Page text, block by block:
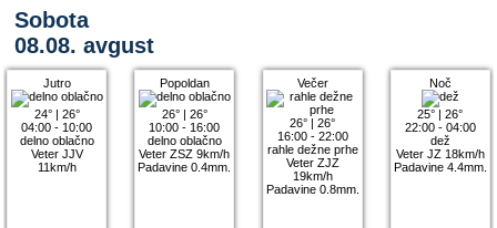
Sobota
08.08. avgust
Jutro
24°| 26°
04:00 - 10:00
delno oblačno
Veter JJV
11km/h
Popoldan
26°| 26°
10:00 - 16:00
delno oblačno
Veter ZSZ 9km/h
Padavine 0.4mm.
Večer
26° |26°
16:00 - 22:00
rahle dežne prhe
Veter ZJZ
19km/h
Padavine 0.8mm.
Noč
25° |26°
22:00 - 04:00
dež
Veter JZ 18km/h
Padavine 4.4mm.